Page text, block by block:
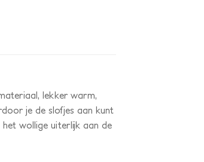
lekker warm,
je de slofjes aan kunt
het wollige uiterlijk aan de